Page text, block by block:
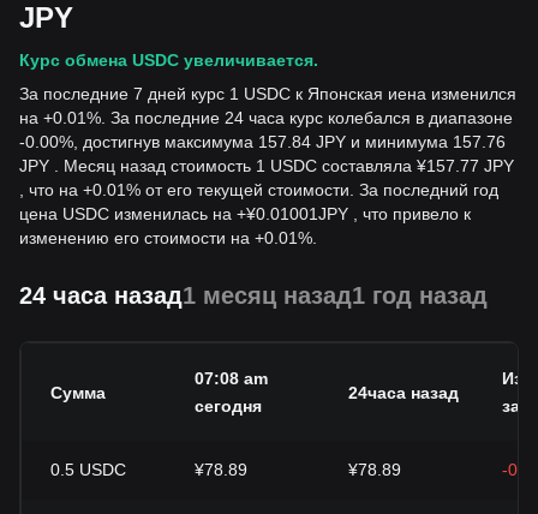
JPY
Курс обмена USDC увеличивается.
За последние 7 дней курс 1 USDC к Японская иена изменился
на +0.01%. За последние 24 часа курс колебался в диапазоне
-0.00%, достигнув максимума 157.84 JPY и минимума 157.76
JPY . Месяц назад стоимость 1 USDC составляла ¥157.77 JPY
, что на +0.01% от его текущей стоимости. За последний год
цена USDC изменилась на +¥0.01001JPY , что привело к
изменению его стоимости на +0.01%.
24 часа назад1 месяц назад1 год назад
Сумма
07:08 am
сегодня
24часа назад
за
0.5 USDC ¥78.89 ¥78.89 -